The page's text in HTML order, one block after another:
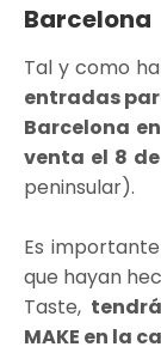
Barcelona
Tal y como
entradas
Barcelona
venta el 8
peninsular).
Es
que hayan
Taste,
MAKE en la